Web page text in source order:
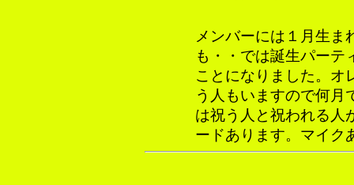
メンバーには１月生ま
も・・では誕生パーテ
ことになりました。オ
う人もいますので何月
は祝う人と祝われる人
ードあります。マイク